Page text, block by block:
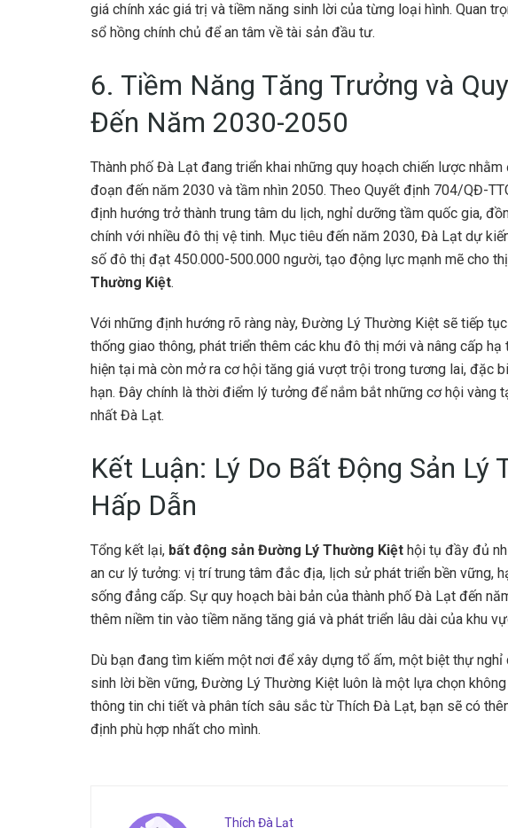
giá chính xác giá trị và tiềm năng sinh lời của từng loại hình. Quan
sổ hồng chính chủ để an tâm về tài sản đầu tư.
6. Tiềm Năng Tăng Trưởng và
Đến Năm 2030-2050
Thành phố Đà Lạt đang triển khai những quy hoạch chiến lược
đoạn đến năm 2030 và tầm nhìn 2050. Theo Quyết định 704/QĐ-
định hướng trở thành trung tâm du lịch, nghỉ dưỡng tầm quốc gia,
chính với nhiều đô thị vệ tinh. Mục tiêu đến năm 2030, Đà Lạt dự
số đô thị đạt 450.000-500.000 người, tạo động lực mạnh mẽ cho
Thường Kiệt.
Với những định hướng rõ ràng này, Đường Lý Thường Kiệt sẽ tiếp
thống giao thông, phát triển thêm các khu đô thị mới và nâng cấp
hiện tại mà còn mở ra cơ hội tăng giá vượt trội trong tương lai, đặc
hạn. Đây chính là thời điểm lý tưởng để nắm bắt những cơ hội vàng
nhất Đà Lạt.
Kết Luận: Lý Do Bất Động Sản Lý
Hấp Dẫn
Tổng kết lại, bất động sản Đường Lý Thường Kiệt hội tụ đầy đủ
an cư lý tưởng: vị trí trung tâm đắc địa, lịch sử phát triển bền vững,
sống đẳng cấp. Sự quy hoạch bài bản của thành phố Đà Lạt đến
thêm niềm tin vào tiềm năng tăng giá và phát triển lâu dài của khu
Dù bạn đang tìm kiếm một nơi để xây dựng tổ ấm, một biệt thự
sinh lời bền vững, Đường Lý Thường Kiệt luôn là một lựa chọn
thông tin chi tiết và phân tích sâu sắc từ Thích Đà Lạt, bạn sẽ có
định phù hợp nhất cho mình.
Thích Đà Lạt